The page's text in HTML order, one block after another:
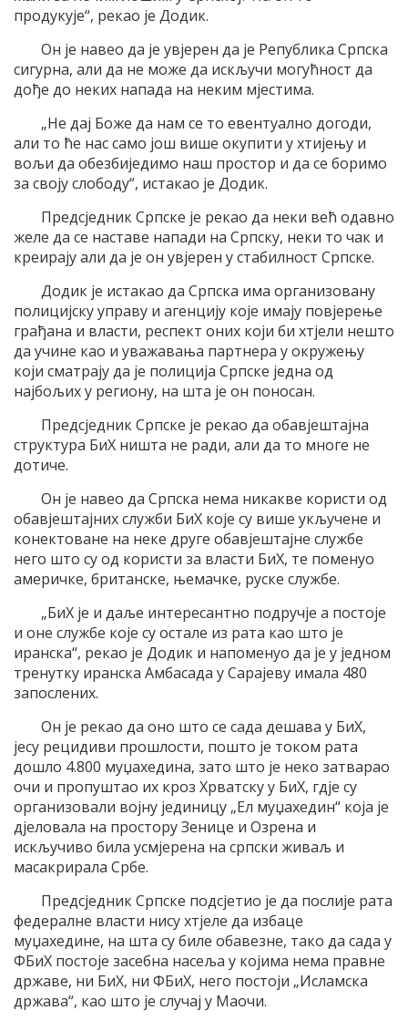
продукује“, рекао је Додик.
Он је навео да је увјерен да је Република Српска
сигурна, али да не може да искључи могућност да
дође до неких напада на неким мјестима.
„Не дај Боже да нам се то евентуално догоди,
али то ће нас само још више окупити у хтијењу и
вољи да обезбиједимо наш простор и да се боримо
за своју слободу“, истакао је Додик.
Предсједник Српске је рекао да неки већ одавно
желе да се наставе напади на Српску, неки то чак и
креирају али да је он увјерен у стабилност Српске.
Додик је истакао да Српска има организовану
полицијску управу и агенцију које имају повјерење
грађана и власти, респект оних који би хтјели нешто
да учине као и уважавања партнера у окружењу
који сматрају да је полиција Српске једна од
најбољих у региону, на шта је он поносан.
Предсједник Српске је рекао да обавјештајна
структура БиХ ништа не ради, али да то многе не
дотиче.
Он је навео да Српска нема никакве користи од
обавјештајних служби БиХ које су више укључене и
конектоване на неке друге обавјештајне службе
него што су од користи за власти БиХ, те поменуо
америчке, британске, њемачке, руске службе.
„БиХ је и даље интересантно подручје а постоје
и оне службе које су остале из рата као што је
иранска“, рекао је Додик и напоменуо да је у једном
тренутку иранска Амбасада у Сарајеву имала 480
запослених.
Он је рекао да оно што се сада дешава у БиХ,
јесу рецидиви прошлости, пошто је током рата
дошло 4.800 муџахедина, зато што је неко затварао
очи и пропуштао их кроз Хрватску у БиХ, гдје су
организовали војну јединицу „Ел муџахедин“ која је
дјеловала на простору Зенице и Озрена и
искључиво била усмјерена на српски живаљ и
масакрирала Србе.
Предсједник Српске подсјетио је да послије рата
федералне власти нису хтјеле да избаце
муџахедине, на шта су биле обавезне, тако да сада у
ФБиХ постоје засебна насеља у којима нема правне
државе, ни БиХ, ни ФБиХ, него постоји „Исламска
држава“, као што је случај у Маочи.